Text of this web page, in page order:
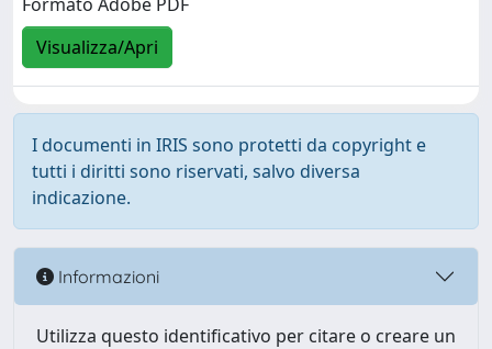
Visualizza/Apri
I documenti in IRIS sono protetti da copyright e
tutti i diritti sono riservati, salvo diversa
indicazione.
Informazioni
Utilizza questo identificativo per citare o creare un